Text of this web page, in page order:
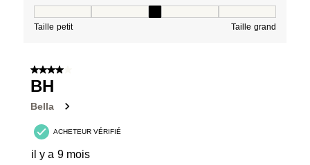
Taille petit Taille grand
4 sur 5 étoiles.
BH
Bella
ACHETEUR VÉRIFIÉ
il y a 9 mois